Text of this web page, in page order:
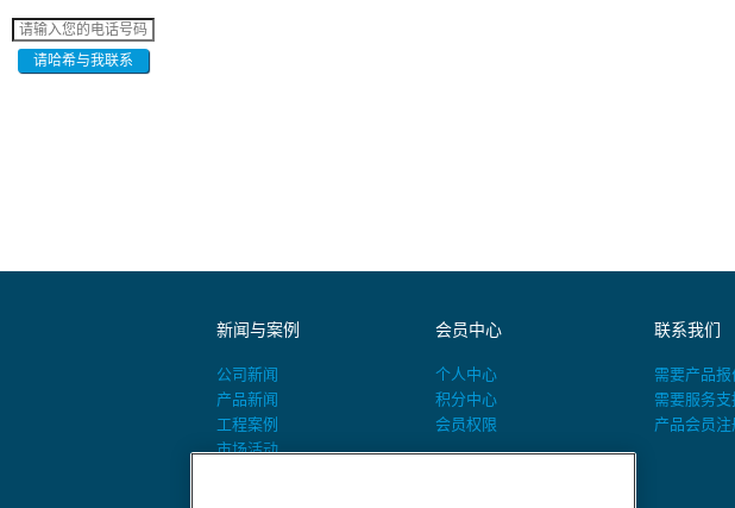
新闻与案例
公司新闻
产品新闻
工程案例
市场活动
会员中心
个人中心
积分中心
会员权限
联系我们
需要产品报
需要服务支
产品会员注
请哈希与我联系